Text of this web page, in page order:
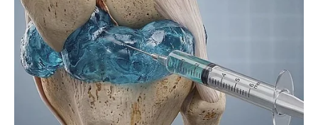
Zvijezde vam poručuju da budete oprezni s troškovima,
ali i da više vjerujete sebi i svojim sposobnostima.
JEDNA ISTINA ĆE VAM
OTVORITI OČI